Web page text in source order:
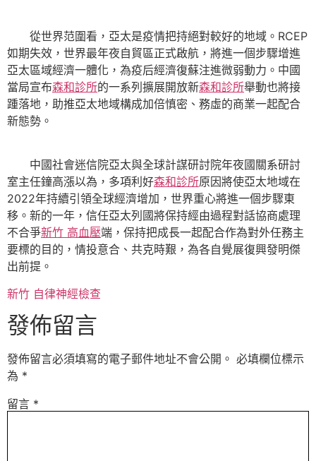
從世界范圍看，亞太是疫情把持絕對較好的地域。RCEP
如期失效，世界最年夜自貿區正式啟航，將進一個步驟增進
亞太區域經濟一體化，為疫后經濟復蘇注進微弱動力。中國
當局宣布森和診所的一系列擴展開放新森和診所舉動也將接
踵落地，助推亞太地域構成加倍慎密、務虛的商業一起配合
新態勢。
中國社會迷信院亞太與全球計謀研討院年夜國關系研討
室主任鐘高漲以為，多項利好森和診所原因將使亞太地域在
2022年持續引領全球經濟增加，世界重心將進一個步驟東
移。新的一年，信任亞太列國將保持經由過程對話協商處理
不合爭新竹 高血壓端，保持把成長一起配合作為對外任務主
要標的目的，情投意合、共克時艱，為各自覺展復興發明傑
出前提。
新竹 自律神經檢查
發佈留言
發佈留言必須填寫的電子郵件地址不會公開。 必填欄位標示
為 *
留言 *